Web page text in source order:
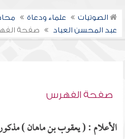
الصوتيات علماء ودعاة
عبد المحسن العباد
صفحة
صفحة الفهرس
الأعلام : ( يعقوب بن ماهان ) مذكور